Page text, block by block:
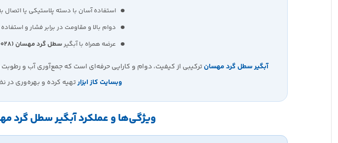
استفاده آسان با دسته پلاستیکی یا اتصال
دوام بالا و مقاومت در برابر فشار و
عرضه همراه با آبگیر سطل گرد مهسان (20028)
آبگیر سطل گرد مهسانترکیبی از کیفیت، دوام و کارایی حرفه‌ای است که جمع‌آوری آب و
وبسایت کاز ابزارتهیه کرده و بهره‌وری در
ویژگی‌ها و عملکرد آبگیر سطل گرد